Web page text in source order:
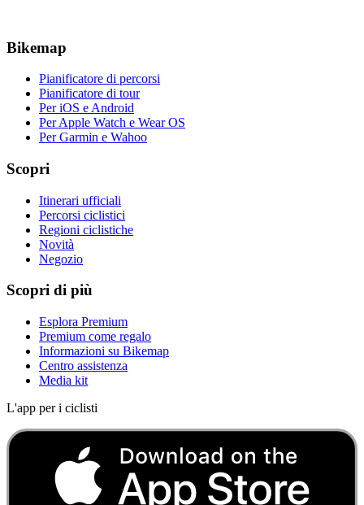
Bikemap
Pianificatore di percorsi
Pianificatore di tour
Per iOS e Android
Per Apple Watch e Wear OS
Per Garmin e Wahoo
Scopri
Itinerari ufficiali
Percorsi ciclistici
Regioni ciclistiche
Novità
Negozio
Scopri di più
Esplora Premium
Premium come regalo
Informazioni su Bikemap
Centro assistenza
Media kit
L'app per i ciclisti